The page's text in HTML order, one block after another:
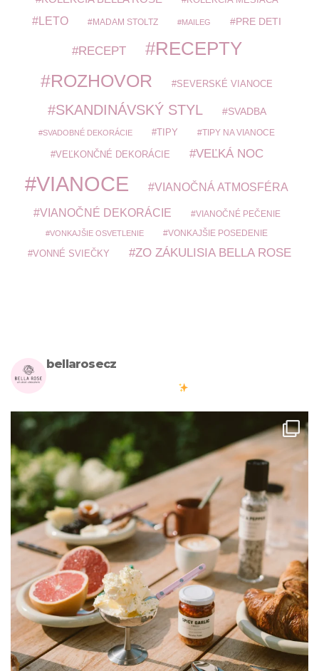
LETO MADAM STOLTZ MAILEG PRE DETI
RECEPT
RECEPTY
ROZHOVOR
SEVERSKÉ VIANOCE
SKANDINÁVSKÝ STYL SVADBA
SVADOBNÉ DEKORÁCIE TIPY TIPY NA VIANOCE
VEĽKONČNÉ DEKORÁCIE VEĽKÁ NOC
VIANOCE VIANOČNÁ ATMOSFÉRA
VIANOČNÉ DEKORÁCIE VIANOČNÉ PEČENIE
VONKAJŠIE OSVETLENIE VONKAJŠIE POSEDENIE
VONNÉ SVIEČKY ZO ZÁKULISIA BELLA ROSE
bellarosecz